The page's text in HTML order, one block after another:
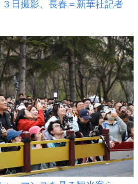
日撮影、長春＝新華社記者